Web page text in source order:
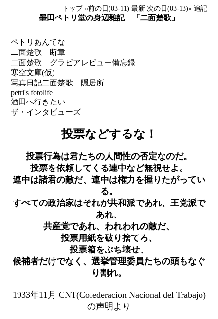
トップ «前の日(03-11) 最新 次の日(03-13)» 追記
墨田ペトリ堂の身辺雜記 「二面楚歌」
ペトリあんてな
二面楚歌 断章
二面楚歌 グラビアレビュー備忘録
寒空文庫(仮)
写真日記二面楚歌 隠居所
petri's fotolife
酒田へ行きたい
ザ・インタビューズ
投票などするな！
投票行為は君たちの人間性の否定なのだ。
投票を依頼してくる連中など無視せよ。
連中は諸君の敵だ、連中は権力を握りたがってい
る。
すべての政治家はそれが共和派であれ、王党派で
あれ、
共産党であれ、われわれの敵だ、
投票用紙を破り捨てろ、
投票箱をぶち壊せ、
候補者だけでなく、選挙管理委員たちの頭もなぐ
り割れ。
1933年11月 CNT(Cofederacion Nacional del Trabajo)
の声明より